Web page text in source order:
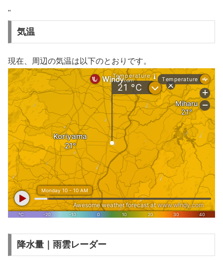
"
気温
現在、周辺の気温は以下のとおりです。
降水量｜雨雲レーダー